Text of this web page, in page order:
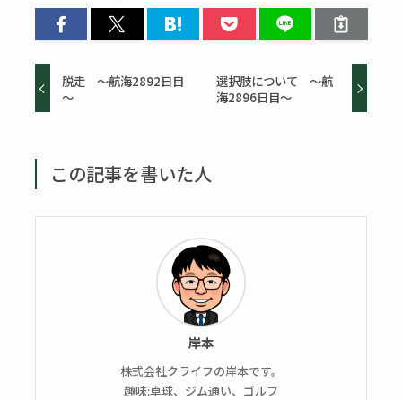
脱走 ～航海2892日目
～
選択肢について ～航
海2896日目～
この記事を書いた人
岸本
株式会社クライフの岸本です。
趣味:卓球、ジム通い、ゴルフ